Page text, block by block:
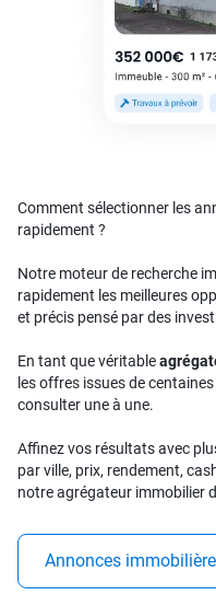
Comment sélectionner les
rapidement ?
Notre moteur de recherche
rapidement les meilleures
et précis pensé par des
En tant que véritable
les offres issues de
consulter une à une.
Affinez vos résultats avec
par ville, prix, rendement,
notre agrégateur immobilier
Annonces